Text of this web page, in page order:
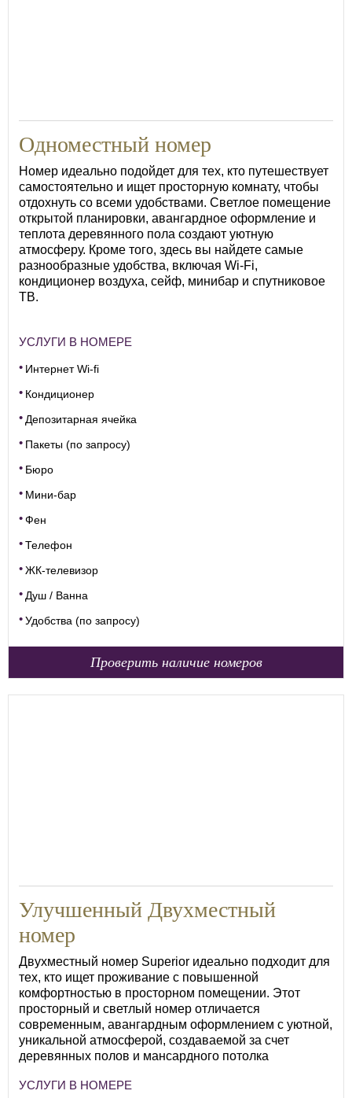
Одноместный номер
Номер идеально подойдет для тех, кто путешествует
самостоятельно и ищет просторную комнату, чтобы
отдохнуть со всеми удобствами. Светлое помещение
открытой планировки, авангардное оформление и
теплота деревянного пола создают уютную
атмосферу. Кроме того, здесь вы найдете самые
разнообразные удобства, включая Wi-Fi,
кондиционер воздуха, сейф, минибар и спутниковое
ТВ.
УСЛУГИ В НОМЕРЕ
Интернет Wi-fi
Кондиционер
Депозитарная ячейка
Пакеты (по запросу)
Бюро
Мини-бар
Фен
Телефон
ЖК-телевизор
Душ / Ванна
Удобства (по запросу)
Проверить наличие номеров
Улучшенный Двухместный
номер
Двухместный номер Superior идеально подходит для
тех, кто ищет проживание с повышенной
комфортностью в просторном помещении. Этот
просторный и светлый номер отличается
современным, авангардным оформлением с уютной,
уникальной атмосферой, создаваемой за счет
деревянных полов и мансардного потолка
УСЛУГИ В НОМЕРЕ